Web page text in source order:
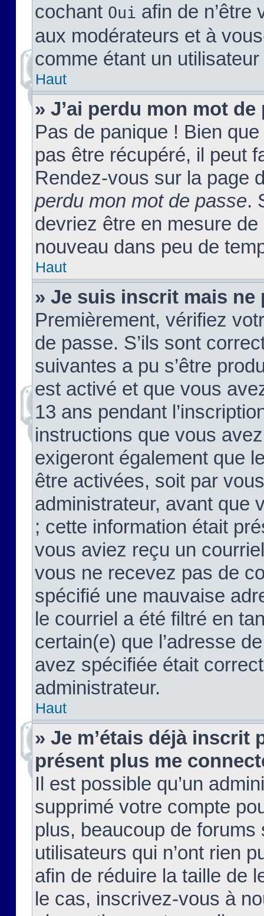
cochant Oui afin de n’être
aux modérateurs et à
comme étant un
Haut
» J’ai perdu mon mot de
Pas de panique ! Bien
pas être récupéré, il peut
Rendez-vous sur la page
perdu mon mot de passe.
devriez être en mesure
nouveau dans peu de
Haut
» Je suis inscrit mais ne
Premièrement, vérifiez
de passe. S’ils sont
suivantes a pu s’être
est activé et que vous
13 ans pendant
instructions que vous
exigeront également que
être activées, soit par
administrateur, avant que
; cette information était
vous aviez reçu un
vous ne recevez pas de
spécifié une mauvaise
le courriel a été filtré en
certain(e) que l’adresse
avez spécifiée était
administrateur.
Haut
» Je m’étais déjà inscrit
présent plus me
Il est possible qu’un
supprimé votre compte
plus, beaucoup de
utilisateurs qui n’ont rien
afin de réduire la taille de
le cas, inscrivez-vous à